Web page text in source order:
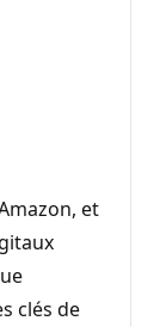
et
clés de